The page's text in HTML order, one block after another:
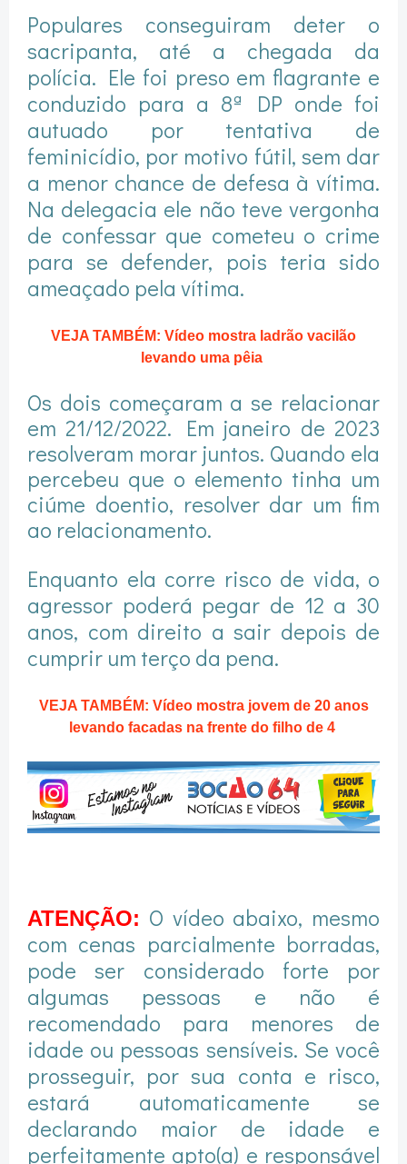
Populares conseguiram deter o
sacripanta, até a chegada da
polícia. Ele foi preso em flagrante e
conduzido para a 8ª DP onde foi
autuado por tentativa de
feminicídio, por motivo fútil, sem dar
a menor chance de defesa à vítima.
Na delegacia ele não teve vergonha
de confessar que cometeu o crime
para se defender, pois teria sido
ameaçado pela vítima.
VEJA TAMBÉM: Vídeo mostra ladrão vacilão
levando uma pêia
Os dois começaram a se relacionar
em 21/12/2022. Em janeiro de 2023
resolveram morar juntos. Quando ela
percebeu que o elemento tinha um
ciúme doentio, resolver dar um fim
ao relacionamento.
Enquanto ela corre risco de vida, o
agressor poderá pegar de 12 a 30
anos, com direito a sair depois de
cumprir um terço da pena.
VEJA TAMBÉM: Vídeo mostra jovem de 20 anos
levando facadas na frente do filho de 4
ATENÇÃO: O vídeo abaixo, mesmo
com cenas parcialmente borradas,
pode ser considerado forte por
algumas pessoas e não é
recomendado para menores de
idade ou pessoas sensíveis. Se você
prosseguir, por sua conta e risco,
estará automaticamente se
declarando maior de idade e
perfeitamente apto(a) e responsável